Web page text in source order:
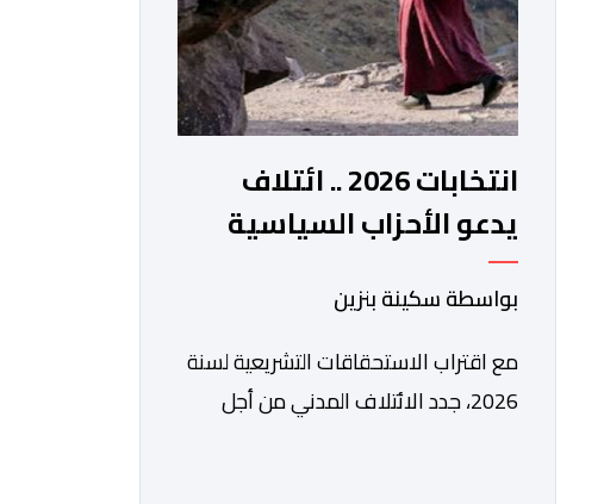
انتخابات 2026 .. ائتلاف
يدعو الأحزاب السياسية
لتبني التزامات واضحة تجاه
المناطق الجبلية
بواسطة سكينة بنزين
مع اقتراب الاستحقاقات التشريعية لسنة
2026، جدد الائتلاف المدني من أجل